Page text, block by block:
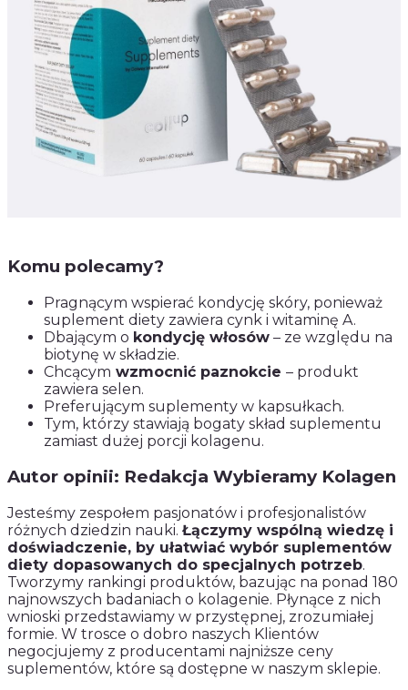
Komu polecamy?
Pragnącym wspierać kondycję skóry, ponieważ
suplement diety zawiera cynk i witaminę A.
Dbającym o kondycję włosów – ze względu na
biotynę w składzie.
Chcącym wzmocnić paznokcie – produkt
zawiera selen.
Preferującym suplementy w kapsułkach.
Tym, którzy stawiają bogaty skład suplementu
zamiast dużej porcji kolagenu.
Autor opinii: Redakcja Wybieramy Kolagen
Jesteśmy zespołem pasjonatów i profesjonalistów
różnych dziedzin nauki. Łączymy wspólną wiedzę i
doświadczenie, by ułatwiać wybór suplementów
diety dopasowanych do specjalnych potrzeb.
Tworzymy rankingi produktów, bazując na ponad 180
najnowszych badaniach o kolagenie. Płynące z nich
wnioski przedstawiamy w przystępnej, zrozumiałej
formie. W trosce o dobro naszych Klientów
negocjujemy z producentami najniższe ceny
suplementów, które są dostępne w naszym sklepie.